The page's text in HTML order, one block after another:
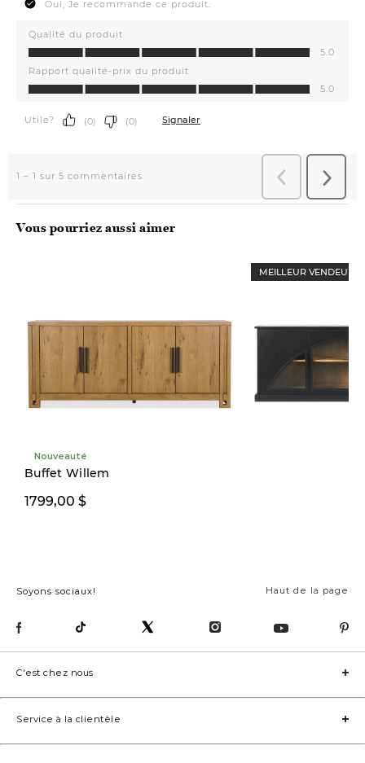
Vous pourriez aussi aimer
Nouveauté
Buffet Willem
1799,00 $
MEILLEUR VENDEUR
Haut de la page
Soyons sociaux!
C'est chez nous
Service à la clientèle